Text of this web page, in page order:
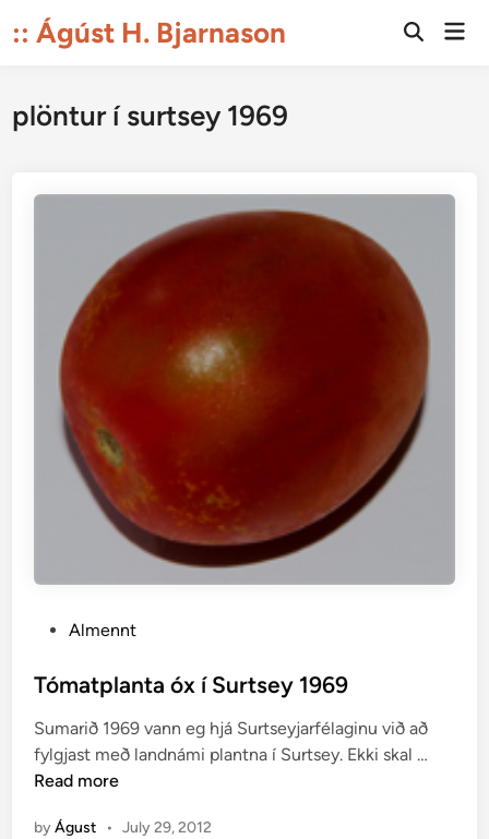
to:: Ágúst H. Bjarnason
Open
plöntur í surtsey 1969
s
e
d
i
Almennt
Tómatplanta óx í Surtsey 1969
Sumarið 1969 vann eg hjá Surtseyjarfélaginu við að
fylgjast með landnámi plantna í Surtsey. Ekki skal …
Read more
byÁgust • July 29, 2012